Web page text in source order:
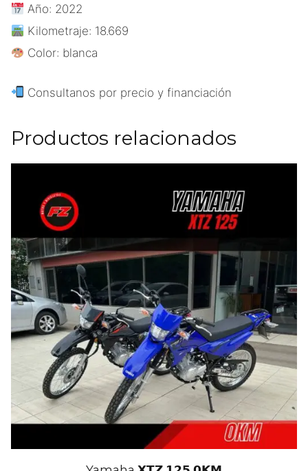
Año: 2022
Kilometraje: 18.669
Color: blanca
Consultanos por precio y financiación
Productos relacionados